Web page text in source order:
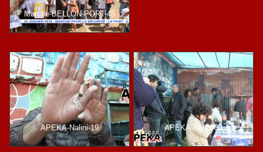
Marche-BELLON-PORT-45
APEKA-Nalini-19 APEKA-Nalini-02